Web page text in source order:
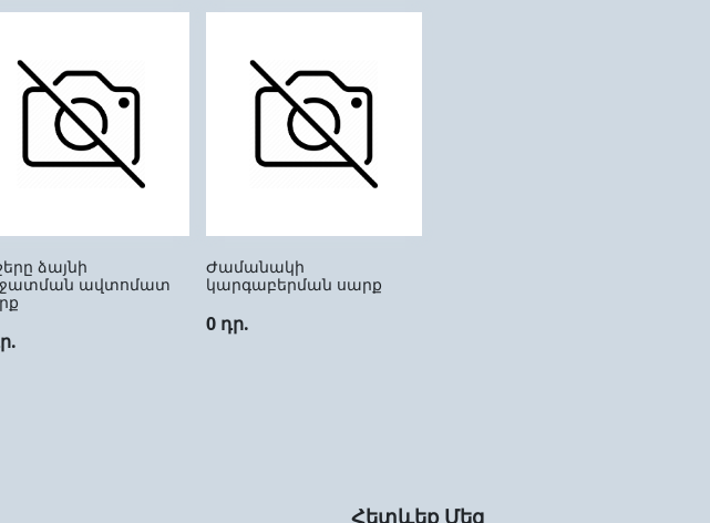
ձայնի
ավտոմատ
Ժամանակի
կարգաբերման սարք
0 դր.
Հետևեք Մեզ